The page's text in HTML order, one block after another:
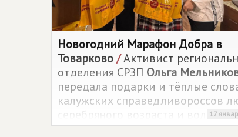
Новогодний Марафон Добра в
Товарково/Активист
отделения СРЗП Ольга
передала подарки и тёплые
калужских справедливороссов
серебряного возраста и
из Товарково.
17